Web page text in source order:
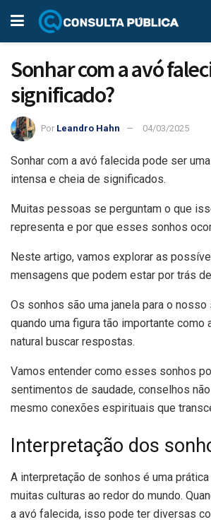
Sonhar com a avó
significado?
Por Leandro Hahn 04/03/2025
Sonhar com a avó falecida pode ser
intensa e cheia de significados.
Muitas pessoas se perguntam o que
representa e por que esses sonhos
Neste artigo, vamos explorar as
mensagens que podem estar por trás
Os sonhos são uma janela para o
quando uma figura tão importante como
natural buscar respostas.
Vamos entender como esses sonhos
sentimentos de saudade, conselhos
mesmo conexões espirituais que
Interpretação dos
A interpretação de sonhos é uma
muitas culturas ao redor do mundo.
a avó falecida, isso pode ter diversas